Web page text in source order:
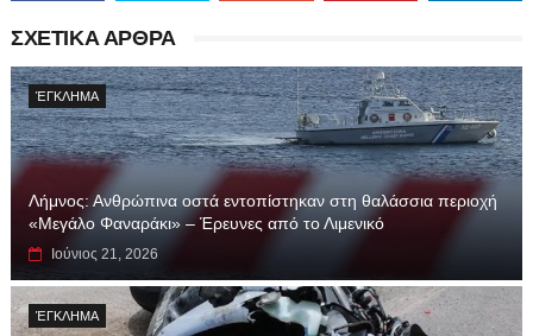
ΣΧΕΤΙΚΑ ΑΡΘΡΑ
ΈΓΚΛΗΜΑ
Λήμνος: Ανθρώπινα οστά εντοπίστηκαν στη θαλάσσια περιοχή
«Μεγάλο Φαναράκι» – Έρευνες από το Λιμενικό
Ιούνιος 21, 2026
ΈΓΚΛΗΜΑ